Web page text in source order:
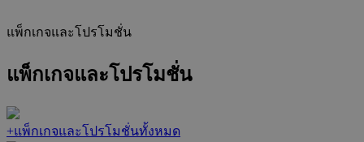
แพ็กเกจและโปรโมชั่น
แพ็กเกจและโปรโมชั่น
+แพ็กเกจและโปรโมชั่นทั้งหมด